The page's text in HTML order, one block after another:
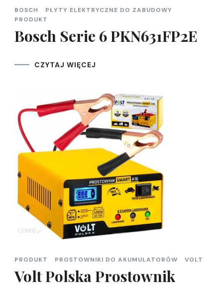
BOSCH
PŁYTY ELEKTRYCZNE DO ZABUDOWY
PRODUKT
Bosch Serie 6 PKN631FP2E
CZYTAJ WIĘCEJ
PRODUKT PROSTOWNIKI DO AKUMULATORÓW VOLT
Volt Polska Prostownik